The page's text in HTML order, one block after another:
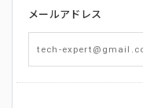
メールアドレス